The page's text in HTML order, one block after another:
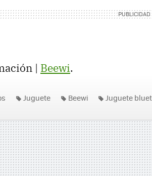
| Beewi.
Juguete Beewi Juguete